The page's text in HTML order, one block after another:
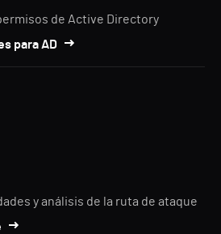
de Active Directory
para AD
y análisis de la ruta de ataque